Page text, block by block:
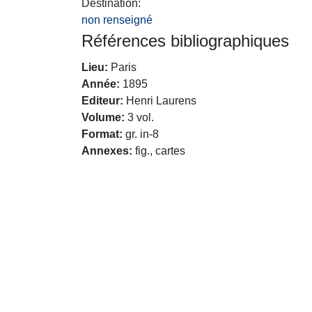
Destination
non renseigné
Références bibliographiques
Lieu
Paris
Année 1895
Editeur
Henri Laurens
Volume 3 vol.
Format gr. in-8
Annexes fig., cartes